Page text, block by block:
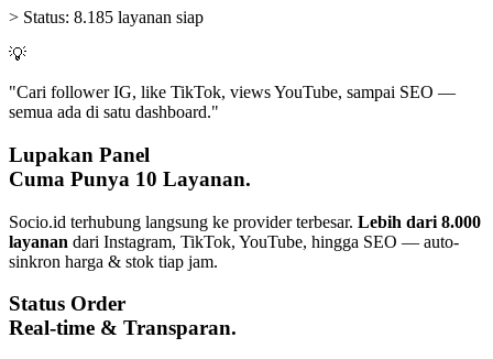
> Status: 8.185 layanan siap
💡
"Cari follower IG, like TikTok, views YouTube, sampai SEO —
semua ada di satu dashboard."
Lupakan Panel
Cuma Punya 10 Layanan.
Socio.id terhubung langsung ke provider terbesar. Lebih dari 8.000
layanan dari Instagram, TikTok, YouTube, hingga SEO — auto-
sinkron harga & stok tiap jam.
Status Order
Real-time & Transparan.